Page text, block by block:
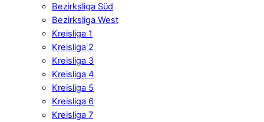
Bezirksliga Süd
Bezirksliga West
Kreisliga 1
Kreisliga 2
Kreisliga 3
Kreisliga 4
Kreisliga 5
Kreisliga 6
Kreisliga 7